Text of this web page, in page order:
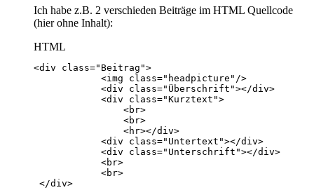
Ich habe z.B. 2 verschieden Beiträge im HTML Quellcode
(hier ohne Inhalt):
HTML